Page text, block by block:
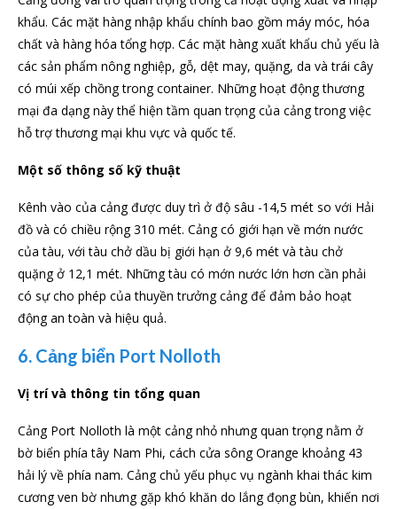
khẩu. Các mặt hàng nhập khẩu chính bao gồm máy móc, hóa
chất và hàng hóa tổng hợp. Các mặt hàng xuất khẩu chủ yếu là
các sản phẩm nông nghiệp, gỗ, dệt may, quặng, da và trái cây
có múi xếp chồng trong container. Những hoạt động thương
mại đa dạng này thể hiện tầm quan trọng của cảng trong việc
hỗ trợ thương mại khu vực và quốc tế.
Một số thông số kỹ thuật
Kênh vào của cảng được duy trì ở độ sâu -14,5 mét so với Hải
đồ và có chiều rộng 310 mét. Cảng có giới hạn về mớn nước
của tàu, với tàu chở dầu bị giới hạn ở 9,6 mét và tàu chở
quặng ở 12,1 mét. Những tàu có mớn nước lớn hơn cần phải
có sự cho phép của thuyền trưởng cảng để đảm bảo hoạt
động an toàn và hiệu quả.
6. Cảng biển Port Nolloth
Vị trí và thông tin tổng quan
Cảng Port Nolloth là một cảng nhỏ nhưng quan trọng nằm ở
bờ biển phía tây Nam Phi, cách cửa sông Orange khoảng 43
hải lý về phía nam. Cảng chủ yếu phục vụ ngành khai thác kim
cương ven bờ nhưng gặp khó khăn do lắng đọng bùn, khiến nơi